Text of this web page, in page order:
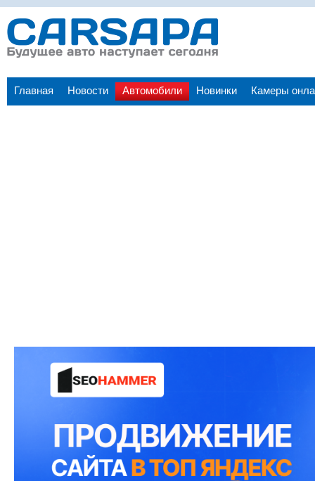
Главная Новости Автомобили Новинки Камеры